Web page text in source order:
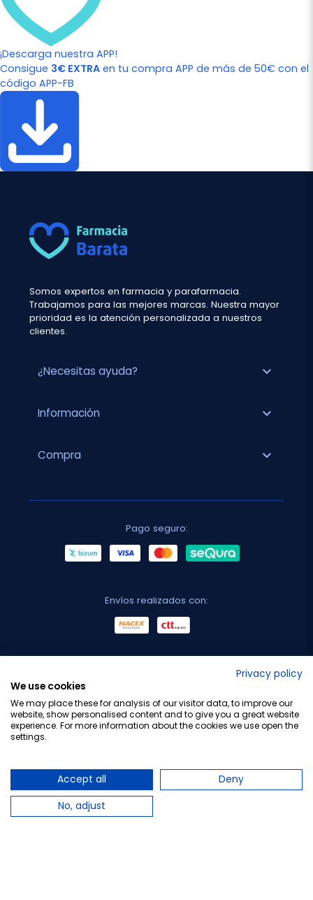
¡Descarga nuestra APP!
Consigue 3€ EXTRA en tu compra APP de más de 50€ con el
código APP-FB
Somos expertos en farmacia y parafarmacia.
Trabajamos para las mejores marcas. Nuestra mayor
prioridad es la atención personalizada a nuestros
clientes.
¿Necesitas ayuda? expand_more
Información expand_more
Compra expand_more
Pago seguro:
Envíos realizados con:
Privacy policy
We use cookies
We may place these for analysis of our visitor data, to improve our
website, show personalised content and to give you a great website
experience. For more information about the cookies we use open the
settings.
Accept all
Deny
No, adjust